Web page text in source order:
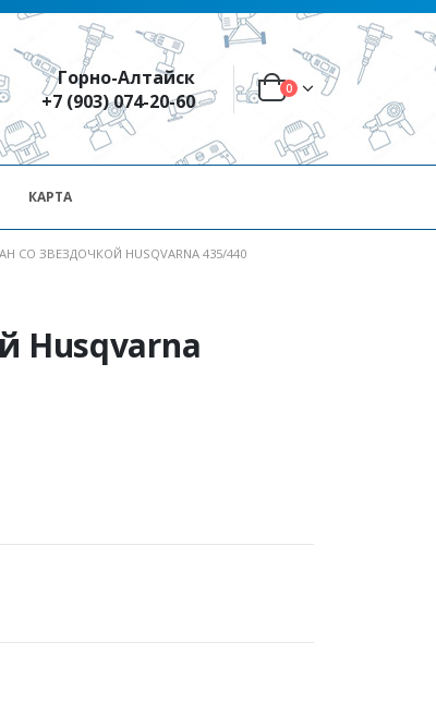
Горно-Алтайск
+7 (903) 074-20-60
0
КАРТА
СО ЗВЕЗДОЧКОЙ HUSQVARNA 435/440
Husqvarna